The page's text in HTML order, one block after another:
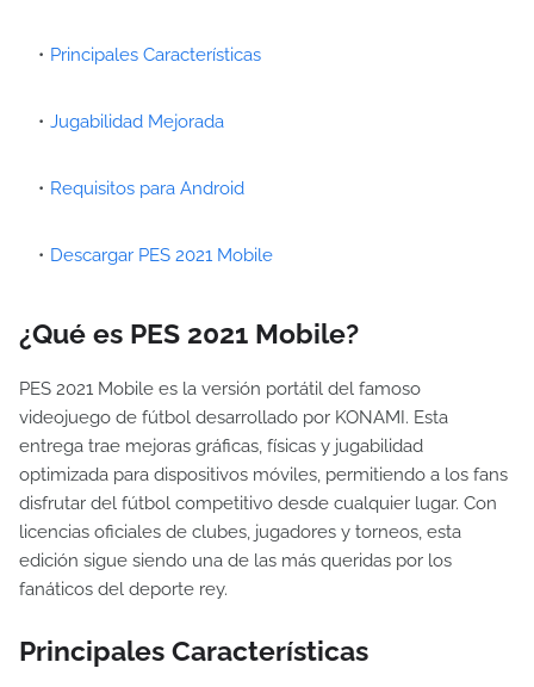
Principales Características
Jugabilidad Mejorada
Requisitos para Android
Descargar PES 2021 Mobile
¿Qué es PES 2021 Mobile?
PES 2021 Mobile es la versión portátil del famoso
videojuego de fútbol desarrollado por KONAMI. Esta
entrega trae mejoras gráficas, físicas y jugabilidad
optimizada para dispositivos móviles, permitiendo a los fans
disfrutar del fútbol competitivo desde cualquier lugar. Con
licencias oficiales de clubes, jugadores y torneos, esta
edición sigue siendo una de las más queridas por los
fanáticos del deporte rey.
Principales Características